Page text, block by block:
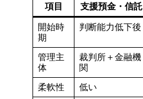
項目 支援預金・信託
開始時
期
判断能力低下後
管理主
体
裁判所＋金融機
関
柔軟性 低い